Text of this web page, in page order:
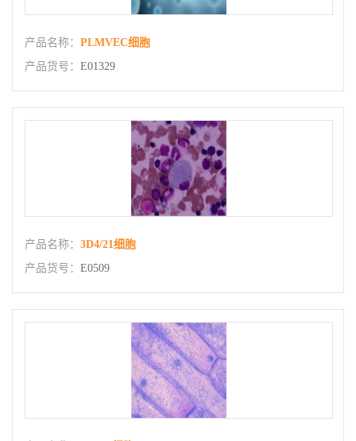
产品名称： PLMVEC细胞
产品货号： E01329
产品名称： 3D4/21细胞
产品货号： E0509